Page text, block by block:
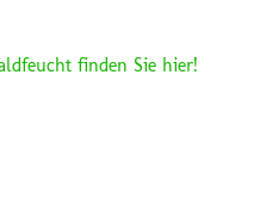
finden Sie hier!